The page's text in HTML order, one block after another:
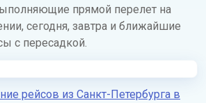
прямой перелет на
сегодня, завтра и ближайшие
с пересадкой.
рейсов из Санкт-Петербурга в